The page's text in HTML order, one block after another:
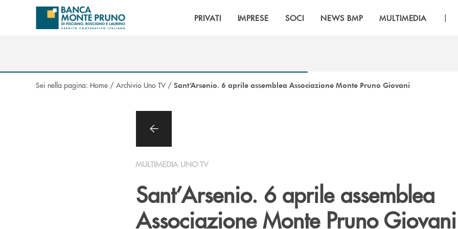
Salta al contenuto principale
PRIVATI IMPRESE SOCI NEWS BMP MULTIMEDIA |
Sei nella pagina: Home / Archivio Uno TV / Sant’Arsenio. 6 aprile assemblea Associazione Monte Pruno Giovani
MULTIMEDIA UNO TV
Sant’Arsenio. 6 aprile assemblea
Associazione Monte Pruno Giovani